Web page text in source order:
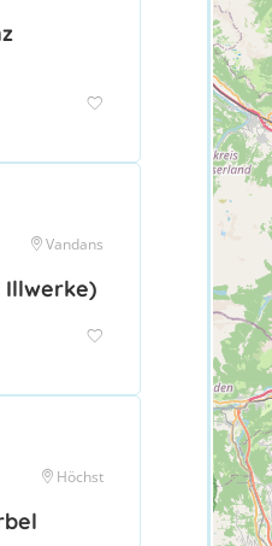
Vandans
Illwerke)
Höchst